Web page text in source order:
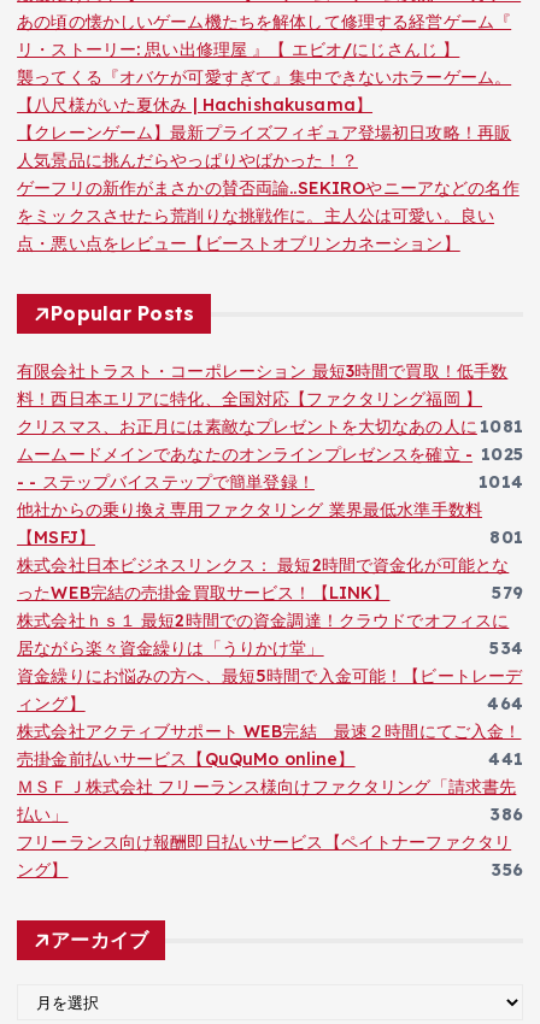
あの頃の懐かしいゲーム機たちを解体して修理する経営ゲーム『
リ・ストーリー: 思い出修理屋 』【 エビオ/にじさんじ 】
襲ってくる『オバケが可愛すぎて』集中できないホラーゲーム。
【八尺様がいた夏休み | Hachishakusama】
【クレーンゲーム】最新プライズフィギュア登場初日攻略！再販
人気景品に挑んだらやっぱりやばかった！？
ゲーフリの新作がまさかの賛否両論..SEKIROやニーアなどの名作
をミックスさせたら荒削りな挑戦作に。主人公は可愛い。良い
点・悪い点をレビュー【ビーストオブリンカネーション】
Popular Posts
有限会社トラスト・コーポレーション 最短3時間で買取！低手数
料！西日本エリアに特化、全国対応【ファクタリング福岡 】
1081
クリスマス、お正月には素敵なプレゼントを大切なあの人に
1025
ムームードメインであなたのオンラインプレゼンスを確立 -
- - ステップバイステップで簡単登録！
1014
他社からの乗り換え専用ファクタリング 業界最低水準手数料
【MSFJ】
801
株式会社日本ビジネスリンクス： 最短2時間で資金化が可能とな
ったWEB完結の売掛金買取サービス！【LINK】
579
株式会社ｈｓ１ 最短2時間での資金調達！クラウドでオフィスに
居ながら楽々資金繰りは「うりかけ堂」
534
資金繰りにお悩みの方へ、最短5時間で入金可能！【ビートレーデ
ィング】
464
株式会社アクティブサポート WEB完結 最速２時間にてご入金！
売掛金前払いサービス【QuQuMo online】
441
ＭＳＦＪ株式会社 フリーランス様向けファクタリング「請求書先
払い」
386
フリーランス向け報酬即日払いサービス【ペイトナーファクタリ
ング】
356
アーカイブ